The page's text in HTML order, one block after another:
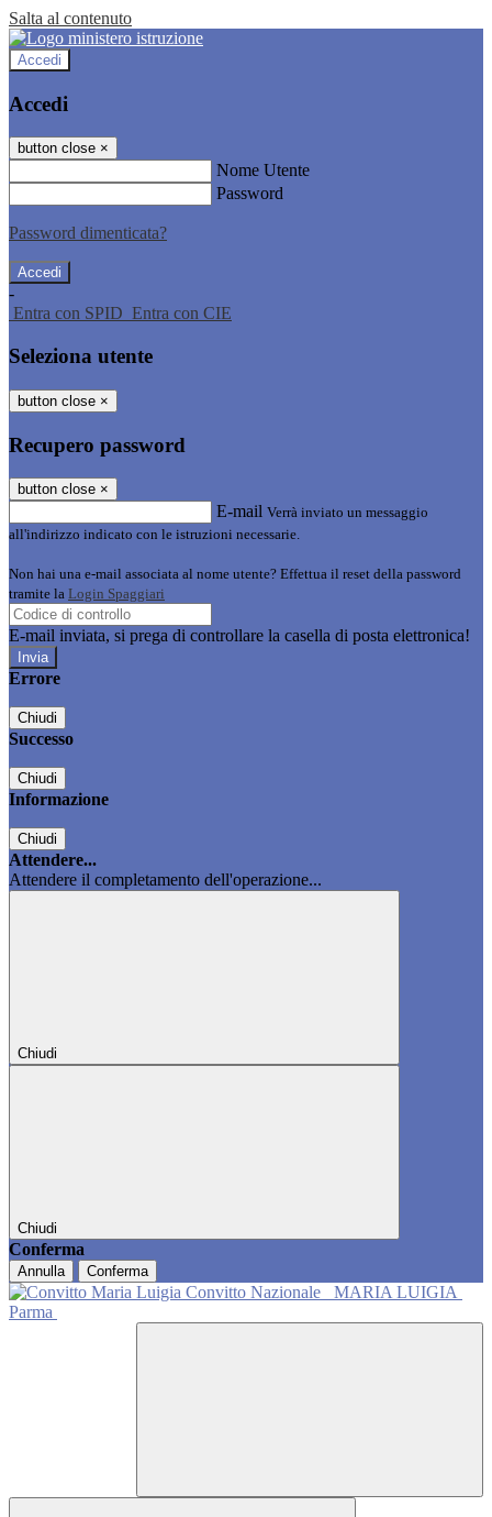
Salta al contenuto
Accedi
Accedi
button close ×
Nome Utente
Password
Password dimenticata?
-
Entra con SPID Entra con CIE
Seleziona utente
button close ×
Recupero password
button close ×
E-mail Verrà inviato un messaggio
all'indirizzo indicato con le istruzioni necessarie.
Non hai una e-mail associata al nome utente? Effettua il reset della password
tramite la Login Spaggiari
E-mail inviata, si prega di controllare la casella di posta elettronica!
Errore
Chiudi
Successo
Chiudi
Informazione
Chiudi
Attendere...
Attendere il completamento dell'operazione...
Chiudi
Chiudi
Conferma
Annulla Conferma
Convitto Nazionale
MARIA LUIGIA
Parma